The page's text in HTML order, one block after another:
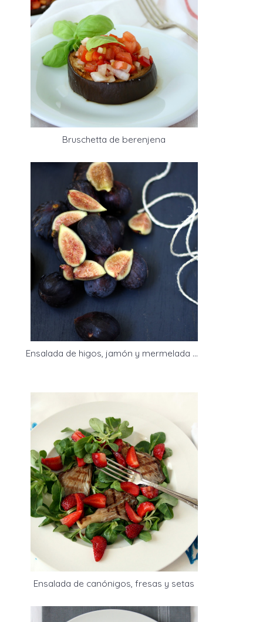
Bruschetta de berenjena
Ensalada de higos, jamón y mermelada de tomate
Ensalada de canónigos, fresas y setas